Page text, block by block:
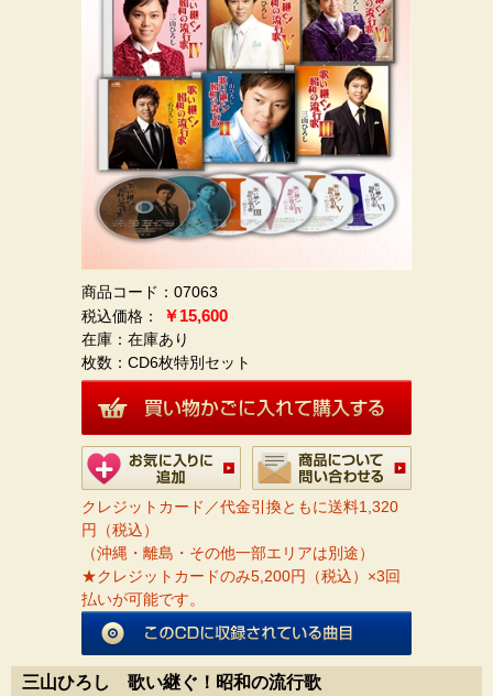
商品コード：07063
￥15,600
在庫：在庫あり
枚数： CD6枚特別セット
クレジットカード／代金引換ともに送料1,320
円（税込）
（沖縄・離島・その他一部エリアは別途）
★クレジットカードのみ5,200円（税込）×3回
払いが可能です。
三山ひろし 歌い継ぐ！昭和の流行歌